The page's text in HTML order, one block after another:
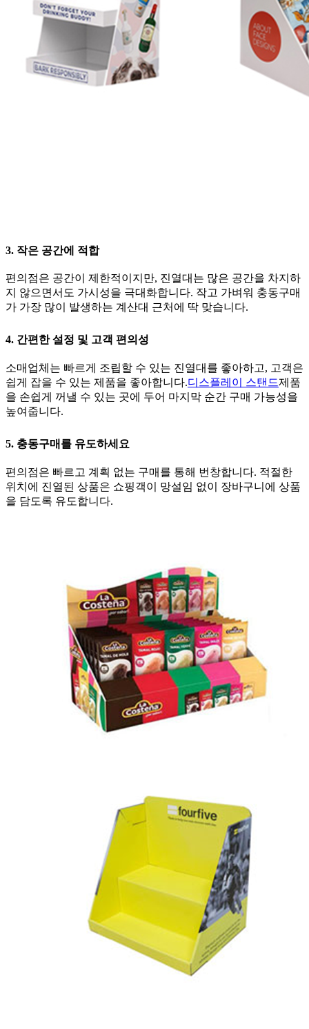
3. 작은 공간에 적합
편의점은 공간이 제한적이지만, 진열대는 많은 공간을 차지하
지 않으면서도 가시성을 극대화합니다. 작고 가벼워 충동구매
가 가장 많이 발생하는 계산대 근처에 딱 맞습니다.
4. 간편한 설정 및 고객 편의성
소매업체는 빠르게 조립할 수 있는 진열대를 좋아하고, 고객은
쉽게 잡을 수 있는 제품을 좋아합니다.디스플레이 스탠드제품
을 손쉽게 꺼낼 수 있는 곳에 두어 마지막 순간 구매 가능성을
높여줍니다.
5. 충동구매를 유도하세요
편의점은 빠르고 계획 없는 구매를 통해 번창합니다. 적절한
위치에 진열된 상품은 쇼핑객이 망설임 없이 장바구니에 상품
을 담도록 유도합니다.